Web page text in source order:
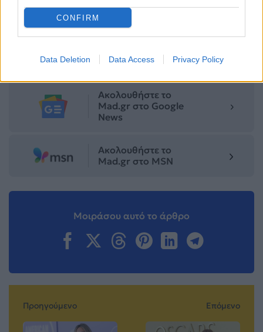
CONFIRM
Data Deletion Data Access Privacy Policy
σχετικά με τοMad.gr, επισκεφτείτε μας στο
, επικοινωνήστε μέσω
ακολουθήστε μας στοInstagram.
RIHANNA μουσική ΤΡΑΓΟΥΔΙ
Ακολουθήστε το
Mad.gr στο Google
News
Ακολουθήστε το
Mad.gr στο MSN
Μοιράσου αυτό το άρθρο
Προηγούμενο Επόμενο